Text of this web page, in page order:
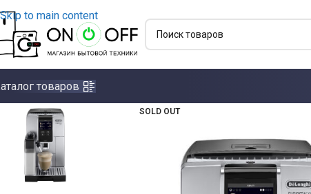
Skip to main content
товаров
SOLD OUT